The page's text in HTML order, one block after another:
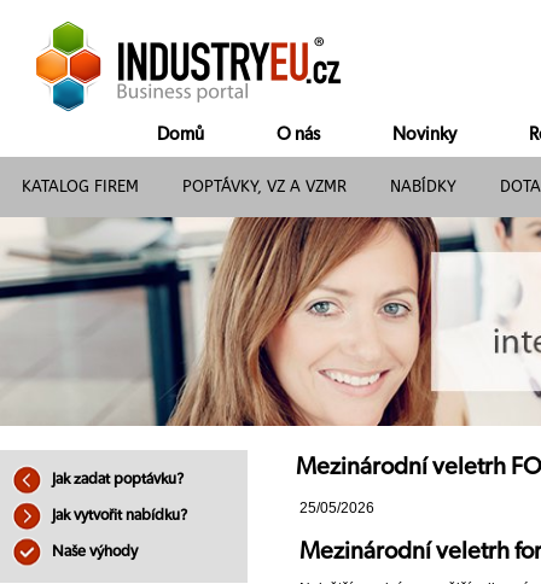
Domů O nás Novinky
KATALOG FIREM POPTÁVKY, VZ A VZMR NABÍDKY
Jak zadat poptávku?
Jak vytvořit nabídku?
Naše výhody
Mezinárodní veletrh
25/05/2026
Mezinárodní veletrh